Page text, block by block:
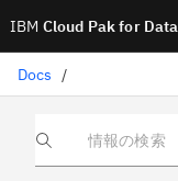
IBM Cloud Pak for Data
Docs /
情報の検索